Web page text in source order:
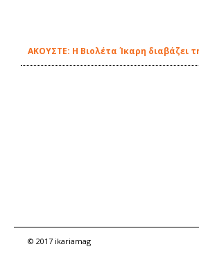
ΑΚΟΥΣΤΕ: Η Βιολέτα Ίκαρη διαβάζει
© 2017 ikariamag